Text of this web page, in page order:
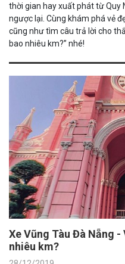
thời gian hay xuất phát từ Quy
ngược lại. Cùng khám phá vẻ
cũng như tìm câu trả lời cho
bao nhiêu km?” nhé!
Xe Vũng Tàu Đà Nẵng
nhiêu km?